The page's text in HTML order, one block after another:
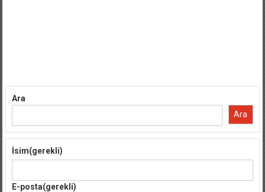
Ara
Ara
İsim(gerekli)
E-posta(gerekli)